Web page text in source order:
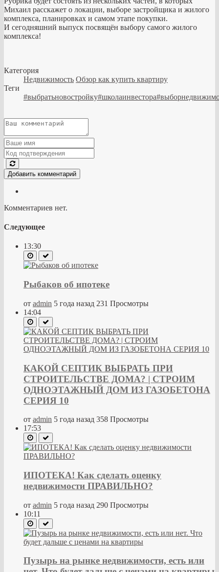
Михаил расскажет о локации, выборе застройщика и жилого
комплекса, планировках и самом этапе покупки.
И сегодняшний выпуск посвящён выбору самого жилого
комплекса!
Категория
Недвижимость Обзор как купить квартиру
Теги
Добавить комментарий
Комментариев нет.
Следующее
13:30
Рыбаков об ипотеке
от admin 5 года назад 231 Просмотры
14:04
КАКОЙ СЕПТИК ВЫБРАТЬ ПРИ
СТРОИТЕЛЬСТВЕ ДОМА? | СТРОИМ
ОДНОЭТАЖНЫЙ ДОМ ИЗ ГАЗОБЕТОНА
СЕРИЯ 10
от admin 5 года назад 358 Просмотры
17:53
ИПОТЕКА! Как сделать оценку
недвижимости ПРАВИЛЬНО?
от admin 5 года назад 290 Просмотры
10:11
Пузырь на рынке недвижимости, есть или